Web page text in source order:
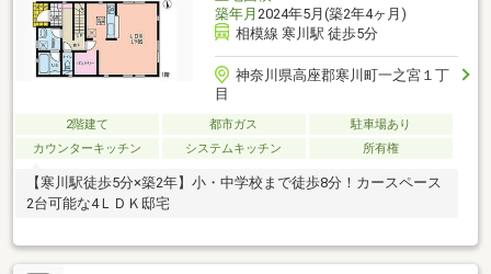
築年月 2024年5月(築2年4ヶ月)
相模線 寒川駅 徒歩5分
神奈川県高座郡寒川町一之宮１丁
目
2階建て 都市ガス
駐車場あり
カウンターキッチン
システムキッチン 所有権
【寒川駅徒歩5分×築2年】小・中学校まで徒歩8分！カースペース
2台可能な4ＬＤＫ邸宅